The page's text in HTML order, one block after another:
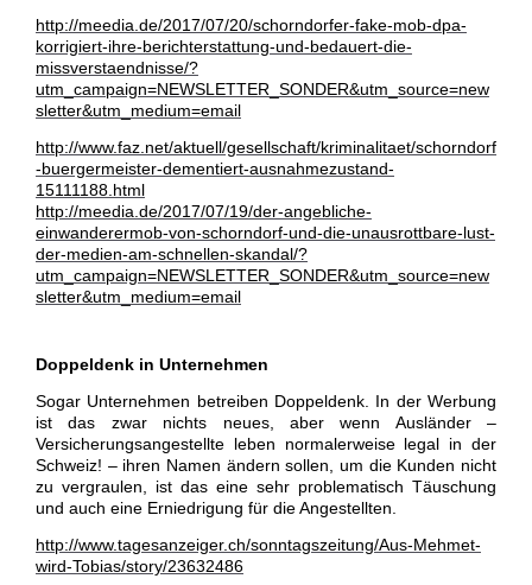
http://meedia.de/2017/07/20/schorndorfer-fake-mob-dpa-
korrigiert-ihre-berichterstattung-und-bedauert-die-
missverstaendnisse/?
utm_campaign=NEWSLETTER_SONDER&utm_source=new
sletter&utm_medium=email
http://www.faz.net/aktuell/gesellschaft/kriminalitaet/schorndorf
-buergermeister-dementiert-ausnahmezustand-
15111188.html
http://meedia.de/2017/07/19/der-angebliche-
einwanderermob-von-schorndorf-und-die-unausrottbare-lust-
der-medien-am-schnellen-skandal/?
utm_campaign=NEWSLETTER_SONDER&utm_source=new
sletter&utm_medium=email
Doppeldenk in Unternehmen
Sogar Unternehmen betreiben Doppeldenk. In der Werbung
ist das zwar nichts neues, aber wenn Ausländer –
Versicherungsangestellte leben normalerweise legal in der
Schweiz! – ihren Namen ändern sollen, um die Kunden nicht
zu vergraulen, ist das eine sehr problematisch Täuschung
und auch eine Erniedrigung für die Angestellten.
http://www.tagesanzeiger.ch/sonntagszeitung/Aus-Mehmet-
wird-Tobias/story/23632486